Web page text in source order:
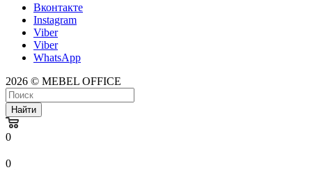
Вконтакте
Instagram
Viber
Viber
WhatsApp
2026 © MEBEL OFFICE
Найти
0
0